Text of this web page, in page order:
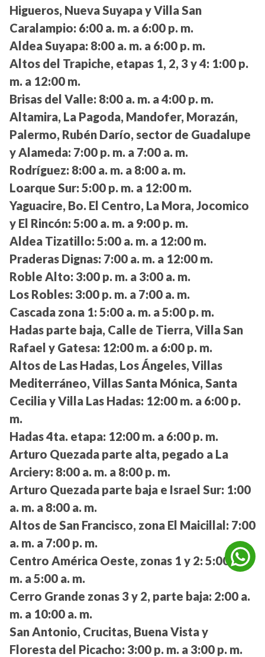
Higueros, Nueva Suyapa y Villa San
Caralampio: 6:00 a. m. a 6:00 p. m.
Aldea Suyapa: 8:00 a. m. a 6:00 p. m.
Altos del Trapiche, etapas 1, 2, 3 y 4: 1:00 p.
m. a 12:00 m.
Brisas del Valle: 8:00 a. m. a 4:00 p. m.
Altamira, La Pagoda, Mandofer, Morazán,
Palermo, Rubén Darío, sector de Guadalupe
y Alameda: 7:00 p. m. a 7:00 a. m.
Rodríguez: 8:00 a. m. a 8:00 a. m.
Loarque Sur: 5:00 p. m. a 12:00 m.
Yaguacire, Bo. El Centro, La Mora, Jocomico
y El Rincón: 5:00 a. m. a 9:00 p. m.
Aldea Tizatillo: 5:00 a. m. a 12:00 m.
Praderas Dignas: 7:00 a. m. a 12:00 m.
Roble Alto: 3:00 p. m. a 3:00 a. m.
Los Robles: 3:00 p. m. a 7:00 a. m.
Cascada zona 1: 5:00 a. m. a 5:00 p. m.
Hadas parte baja, Calle de Tierra, Villa San
Rafael y Gatesa: 12:00 m. a 6:00 p. m.
Altos de Las Hadas, Los Ángeles, Villas
Mediterráneo, Villas Santa Mónica, Santa
Cecilia y Villa Las Hadas: 12:00 m. a 6:00 p.
m.
Hadas 4ta. etapa: 12:00 m. a 6:00 p. m.
Arturo Quezada parte alta, pegado a La
Arciery: 8:00 a. m. a 8:00 p. m.
Arturo Quezada parte baja e Israel Sur: 1:00
a. m. a 8:00 a. m.
Altos de San Francisco, zona El Maicillal: 7:00
a. m. a 7:00 p. m.
Centro América Oeste, zonas 1 y 2: 5:00 a.
m. a 5:00 a. m.
Cerro Grande zonas 3 y 2, parte baja: 2:00 a.
m. a 10:00 a. m.
San Antonio, Crucitas, Buena Vista y
Floresta del Picacho: 3:00 p. m. a 3:00 p. m.